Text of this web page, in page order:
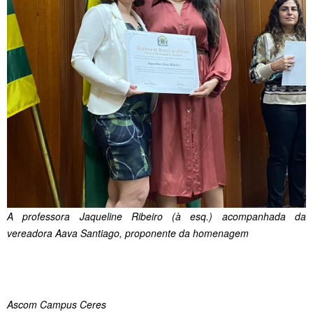
A professora Jaqueline Ribeiro (à esq.) acompanhada da
vereadora Aava Santiago, proponente da homenagem
Ascom Campus Ceres